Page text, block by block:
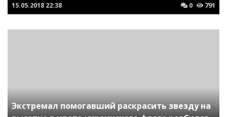
15.05.2018 22:38 0 791
Экстремал помогавший раскрасить звезду на